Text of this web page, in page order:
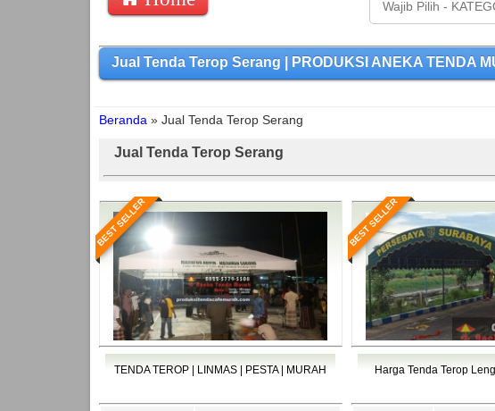
Jual Tenda Terop Serang | PRODUKSI ANEKA TENDA
Beranda » Jual Tenda Terop Serang
Jual Tenda Terop Serang
BEST SELLER
TENDA TEROP | LINMAS | PESTA | MURAH
BEST SELLER
Harga Tenda Terop